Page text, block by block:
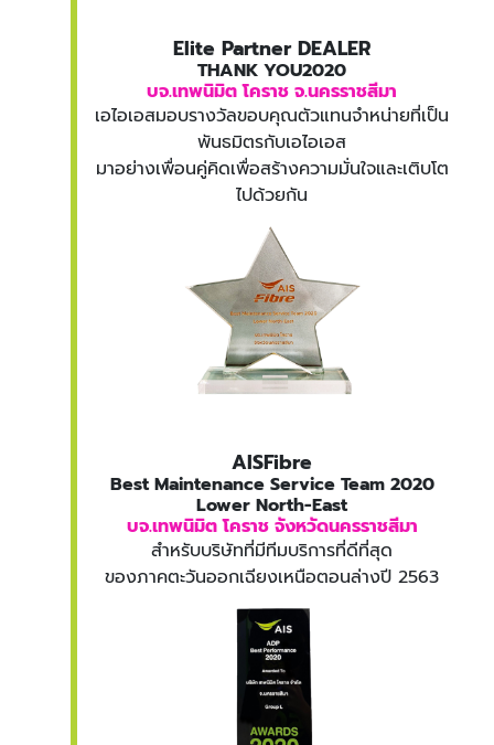
Elite Partner DEALER
THANK YOU2020
บจ.เทพนิมิต โคราช จ.นครราชสีมา
เอไอเอสมอบรางวัลขอบคุณตัวแทนจำหน่ายที่เป็น
พันธมิตรกับเอไอเอส
มาอย่างเพื่อนคู่คิดเพื่อสร้างความมั่นใจและเติบโต
ไปด้วยกัน
AISFibre
Best Maintenance Service Team 2020
Lower North-East
บจ.เทพนิมิต โคราช จังหวัดนครราชสีมา
สำหรับบริษัทที่มีทีมบริการที่ดีที่สุด
ของภาคตะวันออกเฉียงเหนือตอนล่างปี 2563